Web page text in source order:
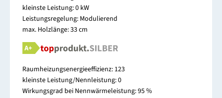
kleinste Leistung: 0 kW
Leistungsregelung: Modulierend
max. Holzlänge: 33 cm
Raumheizungsenergieeffizienz: 123
kleinste Leistung/Nennleistung: 0
Wirkungsgrad bei Nennwärmeleistung: 95 %